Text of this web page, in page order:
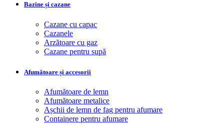
Bazine și cazane
Cazane cu capac
Cazanele
Arzătoare cu gaz
Cazane pentru supă
Afumătoare și accesorii
Afumătoare de lemn
Afumătoare metalice
Așchii de lemn de fag pentru afumare
Containere pentru afumare